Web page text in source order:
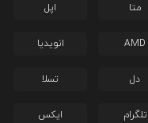
متا اپل
AMD انویدیا
دل تسلا
تلگرام ایکس